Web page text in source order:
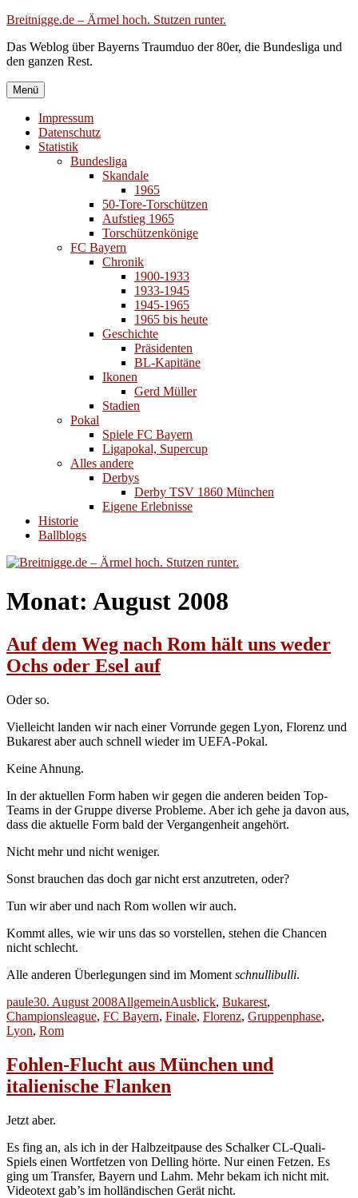
Zum
springen
Breitnigge.de – Ärmel hoch. Stutzen runter.
Das Weblog über Bayerns Traumduo der 80er, die Bundesliga und
den ganzen Rest.
Menü
Impressum
Datenschutz
Statistik
Bundesliga
Skandale
1965
50-Tore-Torschützen
Aufstieg 1965
Torschützenkönige
FC Bayern
Chronik
1900-1933
1933-1945
1945-1965
1965 bis heute
Geschichte
Präsidenten
BL-Kapitäne
Ikonen
Gerd Müller
Stadien
Pokal
Spiele FC Bayern
Ligapokal, Supercup
Alles andere
Derbys
Derby TSV 1860 München
Eigene Erlebnisse
Historie
Ballblogs
Monat: August 2008
Auf dem Weg nach Rom hält uns weder
Ochs oder Esel auf
Oder so.
Vielleicht landen wir nach einer Vorrunde gegen Lyon, Florenz und
Bukarest aber auch schnell wieder im UEFA-Pokal.
Keine Ahnung.
In der aktuellen Form haben wir gegen die anderen beiden Top-
Teams in der Gruppe diverse Probleme. Aber ich gehe ja davon aus,
dass die aktuelle Form bald der Vergangenheit angehört.
Nicht mehr und nicht weniger.
Sonst brauchen das doch gar nicht erst anzutreten, oder?
Tun wir aber und nach Rom wollen wir auch.
Kommt alles, wie wir uns das so vorstellen, stehen die Chancen
nicht schlecht.
Alle anderen Überlegungen sind im Moment schnullibulli.
Autor
pauleVeröffentlicht
am
30. August 2008Kategorien
AllgemeinSchlagwörter
Ausblick, Bukarest,
Championsleague, FC Bayern, Finale, Florenz, Gruppenphase,
Lyon, Rom
Fohlen-Flucht aus München und
italienische Flanken
Jetzt aber.
Es fing an, als ich in der Halbzeitpause des Schalker CL-Quali-
Spiels einen Wortfetzen von Delling hörte. Nur einen Fetzen. Es
ging um Transfer, Bayern und Lahm. Mehr bekam ich nicht mit.
Videotext gab’s im holländischen Gerät nicht.